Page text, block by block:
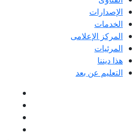
الإصدارات
الخدمات
المركز الإعلامى
المرئيات
هذا ديننا
التعليم عن بعد